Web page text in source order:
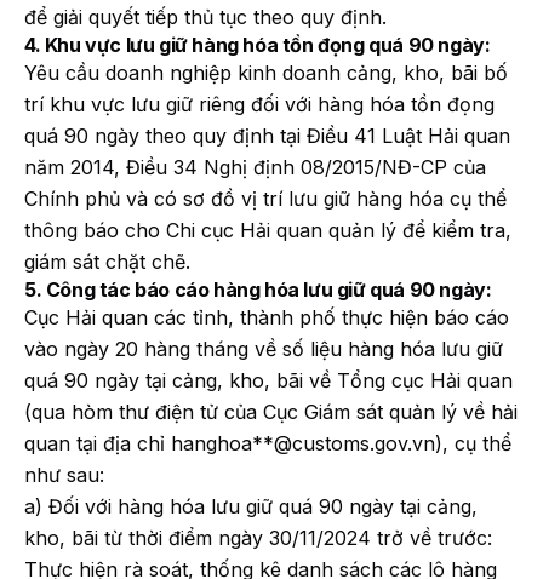
để giải quyết tiếp thủ tục theo quy định.
4. Khu vực lưu giữ hàng hóa tồn đọng quá 90 ngày:
Yêu cầu doanh nghiệp kinh doanh cảng, kho, bãi bố
trí khu vực lưu giữ riêng đối với hàng hóa tồn đọng
quá 90 ngày theo quy định tại Điều 41 Luật Hải quan
năm 2014, Điều 34 Nghị định 08/2015/NĐ-CP của
Chính phủ và có sơ đồ vị trí lưu giữ hàng hóa cụ thể
thông báo cho Chi cục Hải quan quản lý để kiểm tra,
giám sát chặt chẽ.
5. Công tác báo cáo hàng hóa lưu giữ quá 90 ngày:
Cục Hải quan các tỉnh, thành phố thực hiện báo cáo
vào ngày 20 hàng tháng về số liệu hàng hóa lưu giữ
quá 90 ngày tại cảng, kho, bãi về Tổng cục Hải quan
(qua hòm thư điện tử của Cục Giám sát quản lý về hải
quan tại địa chỉ hanghoa**@customs.gov.vn), cụ thể
như sau:
a) Đối với hàng hóa lưu giữ quá 90 ngày tại cảng,
kho, bãi từ thời điểm ngày 30/11/2024 trở về trước:
Thực hiện rà soát, thống kê danh sách các lô hàng